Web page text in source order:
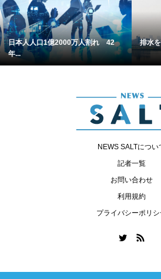
日本人人口1億2000万人割れ 42
年...
排水
NEWS SALTについ
記者一覧
お問い合わせ
利用規約
プライバシーポリシ